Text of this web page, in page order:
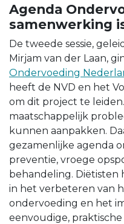
Agenda
samenwerking
De tweede sessie,
Mirjam van der Laan,
Ondervoeding
heeft de NVD en het
om dit project te
maatschappelijk
kunnen aanpakken.
gezamenlijke agenda
preventie, vroege
behandeling. Diëtisten
in het verbeteren van
ondervoeding en het
eenvoudige,